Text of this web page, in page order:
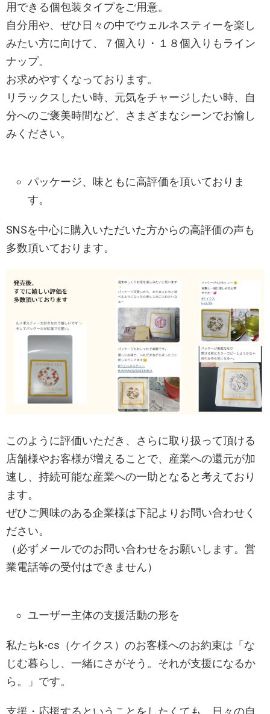
用できる個包装タイプをご用意。
自分用や、ぜひ日々の中でウェルネスティーを楽し
みたい方に向けて、７個入り・１８個入りもライン
ナップ。
お求めやすくなっております。
リラックスしたい時、元気をチャージしたい時、自
分へのご褒美時間など、さまざまなシーンでお愉し
みください。
パッケージ、味ともに高評価を頂いておりま
す。
SNSを中心に購入いただいた方からの高評価の声も
多数頂いております。
このように評価いただき、さらに取り扱って頂ける
店舗様やお客様が増えることで、産業への還元が加
速し、持続可能な産業への一助となると考えており
ます。
ぜひご興味のある企業様は下記よりお問い合わせく
ださい。
（必ずメールでのお問い合わせをお願いします。営
業電話等の受付はできません）
ユーザー主体の支援活動の形を
私たちk-cs（ケイクス）のお客様へのお約束は「な
じむ暮らし、一緒にさがそう。それが支援になるか
ら。」です。
支援・応援するということをしたくても、日々の自